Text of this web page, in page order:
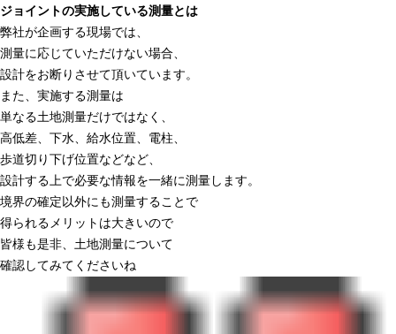
ジョイントの実施している測量とは
弊社が企画する現場では、
測量に応じていただけない場合、
設計をお断りさせて頂いています。
また、実施する測量は
単なる土地測量だけではなく、
高低差、下水、給水位置、電柱、
歩道切り下げ位置などなど、
設計する上で必要な情報を一緒に測量します。
境界の確定以外にも測量することで
得られるメリットは大きいので
皆様も是非、土地測量について
確認してみてくださいね